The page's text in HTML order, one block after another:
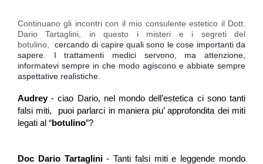
Continuano gli incontri con il mio consulente estetico il Dott.
Dario Tartaglini, in questo i misteri e i segreti del
botulino,
cercando di capire quali sono le cose importanti da
sapere. I trattamenti medici servono, ma attenzione,
informatevi sempre in che modo agiscono e abbiate sempre
aspettative realistiche.
Audrey- ciao Dario, nel mondo dell’estetica ci sono tanti
falsi miti, puoi parlarci in maniera piu’ approfondita dei miti
legati al “botulino”?
Doc Dario Tartaglini - Tanti falsi miti e leggende mondo